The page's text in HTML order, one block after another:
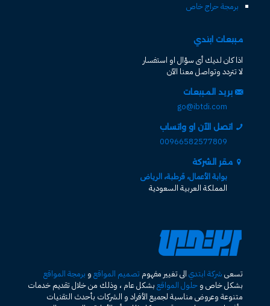
برمجة حراج خاص
مبيعات ابتدي
اذا كان لديك أى سؤال او استفسار
لا تتردد وتواصل معنا الآن
بريد المبيعات
go@ibtdi.com
اتصل الآن او واتساب
00966582577809
مقر الشركة
بوابة الأعمال، قرطبة، الرياض
المملكة العربية السعودية
تسعى شركة ابتدي الى تغيير مفهوم تصميم المواقع و برمجة المواقع
بشكل خاص و حلول المواقع بشكل عام ، وذلك من خلال تقديم خدمات
متنوعة وعروض مناسبة لجميع الأفراد و الشركات بأحدث التقنيات